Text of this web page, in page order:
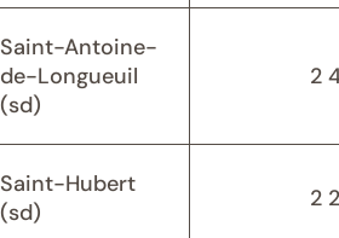
Saint-Antoine-
de-Longueuil
(sd)
2
Saint-Hubert
(sd)
2